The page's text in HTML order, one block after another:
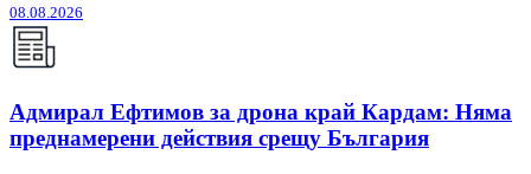
08.08.2026
Адмирал Ефтимов за дрона край Кардам: Няма
преднамерени действия срещу България